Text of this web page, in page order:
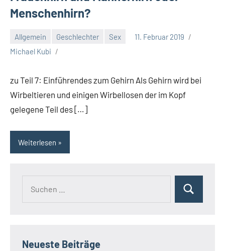
Menschenhirn?
Allgemein Geschlechter Sex
11. Februar 2019
Michael Kubi
zu Teil 7: Einführendes zum Gehirn Als Gehirn wird bei
Wirbeltieren und einigen Wirbellosen der im Kopf
gelegene Teil des […]
Weiterlesen
Suchen
Neueste Beiträge